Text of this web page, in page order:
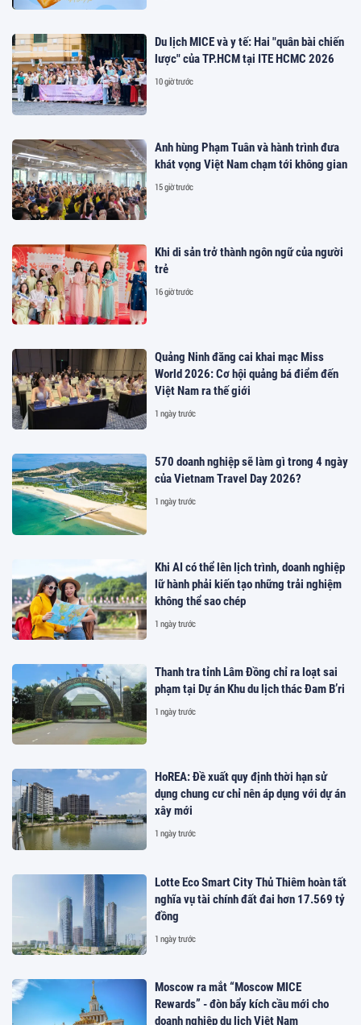
Du lịch MICE và y tế: Hai "quân bài chiến
lược" của TP.HCM tại ITE HCMC 2026
10 giờ trước
Anh hùng Phạm Tuân và hành trình đưa
khát vọng Việt Nam chạm tới không gian
15 giờ trước
Khi di sản trở thành ngôn ngữ của người
trẻ
16 giờ trước
Quảng Ninh đăng cai khai mạc Miss
World 2026: Cơ hội quảng bá điểm đến
Việt Nam ra thế giới
1 ngày trước
570 doanh nghiệp sẽ làm gì trong 4 ngày
của Vietnam Travel Day 2026?
1 ngày trước
Khi AI có thể lên lịch trình, doanh nghiệp
lữ hành phải kiến tạo những trải nghiệm
không thể sao chép
1 ngày trước
Thanh tra tỉnh Lâm Đồng chỉ ra loạt sai
phạm tại Dự án Khu du lịch thác Đam B’ri
1 ngày trước
HoREA: Đề xuất quy định thời hạn sử
dụng chung cư chỉ nên áp dụng với dự án
xây mới
1 ngày trước
Lotte Eco Smart City Thủ Thiêm hoàn tất
nghĩa vụ tài chính đất đai hơn 17.569 tỷ
đồng
1 ngày trước
Moscow ra mắt “Moscow MICE
Rewards” - đòn bẩy kích cầu mới cho
doanh nghiệp du lịch Việt Nam